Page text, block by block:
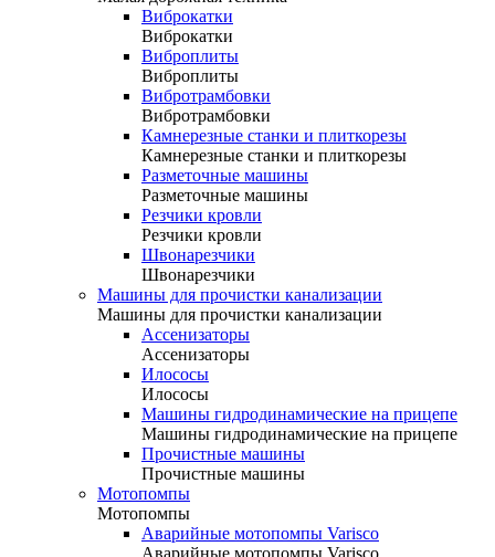
Виброкатки
Виброкатки
Виброплиты
Виброплиты
Вибротрамбовки
Вибротрамбовки
Камнерезные станки и плиткорезы
Камнерезные станки и плиткорезы
Разметочные машины
Разметочные машины
Резчики кровли
Резчики кровли
Швонарезчики
Швонарезчики
Машины для прочистки канализации
Машины для прочистки канализации
Ассенизаторы
Ассенизаторы
Илососы
Илососы
Машины гидродинамические на прицепе
Машины гидродинамические на прицепе
Прочистные машины
Прочистные машины
Мотопомпы
Мотопомпы
Аварийные мотопомпы Varisco
Аварийные мотопомпы Varisco